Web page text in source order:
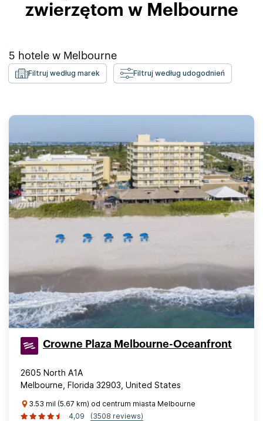
zwierzętom w Melbourne
5 hotele w Melbourne
Filtruj według marek Filtruj według udogodnień
Crowne Plaza Melbourne-Oceanfront
2605 North A1A
Melbourne, Florida 32903, United States
3.53 mil (5.67 km) od centrum miasta Melbourne
4,09
(3508 reviews)